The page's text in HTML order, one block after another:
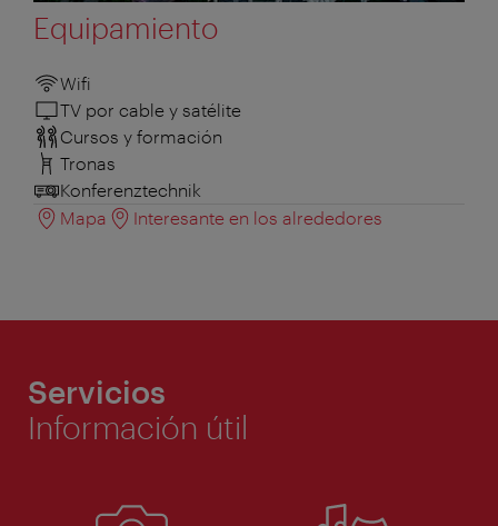
Equipamiento
Wifi
TV por cable y satélite
Cursos y formación
Tronas
Konferenztechnik
Mapa
Interesante en los alrededores
Servicios
Información útil